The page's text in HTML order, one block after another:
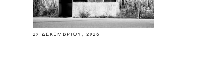
29 ΔΕΚΕΜΒΡΊΟΥ, 2025